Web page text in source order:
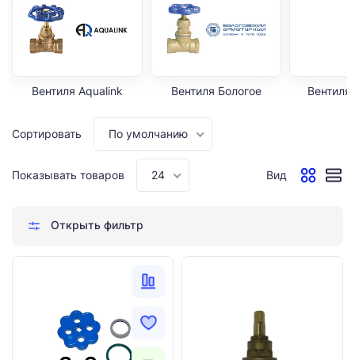
Вентиля Aqualink Вентиля Бологое
Сортировать По умолчанию
Показывать товаров 24 Вид
Открыть фильтр